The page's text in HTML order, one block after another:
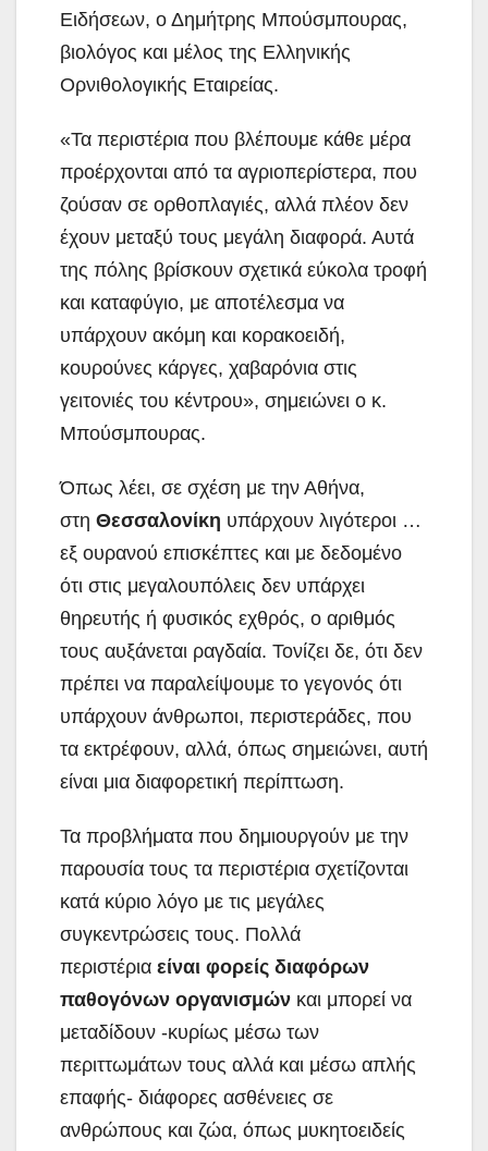
Ειδήσεων, ο Δημήτρης Μπούσμπουρας,
βιολόγος και μέλος της Ελληνικής
Ορνιθολογικής Εταιρείας.
«Τα περιστέρια που βλέπουμε κάθε μέρα
προέρχονται από τα αγριοπερίστερα, που
ζούσαν σε ορθοπλαγιές, αλλά πλέον δεν
έχουν μεταξύ τους μεγάλη διαφορά. Αυτά
της πόλης βρίσκουν σχετικά εύκολα τροφή
και καταφύγιο, με αποτέλεσμα να
υπάρχουν ακόμη και κορακοειδή,
κουρούνες κάργες, χαβαρόνια στις
γειτονιές του κέντρου», σημειώνει ο κ.
Μπούσμπουρας.
Όπως λέει, σε σχέση με την Αθήνα,
στη Θεσσαλονίκη υπάρχουν λιγότεροι …
εξ ουρανού επισκέπτες και με δεδομένο
ότι στις μεγαλουπόλεις δεν υπάρχει
θηρευτής ή φυσικός εχθρός, ο αριθμός
τους αυξάνεται ραγδαία. Τονίζει δε, ότι δεν
πρέπει να παραλείψουμε το γεγονός ότι
υπάρχουν άνθρωποι, περιστεράδες, που
τα εκτρέφουν, αλλά, όπως σημειώνει, αυτή
είναι μια διαφορετική περίπτωση.
Τα προβλήματα που δημιουργούν με την
παρουσία τους τα περιστέρια σχετίζονται
κατά κύριο λόγο με τις μεγάλες
συγκεντρώσεις τους. Πολλά
περιστέρια είναι φορείς διαφόρων
παθογόνων οργανισμών και μπορεί να
μεταδίδουν -κυρίως μέσω των
περιττωμάτων τους αλλά και μέσω απλής
επαφής- διάφορες ασθένειες σε
ανθρώπους και ζώα, όπως μυκητοειδείς